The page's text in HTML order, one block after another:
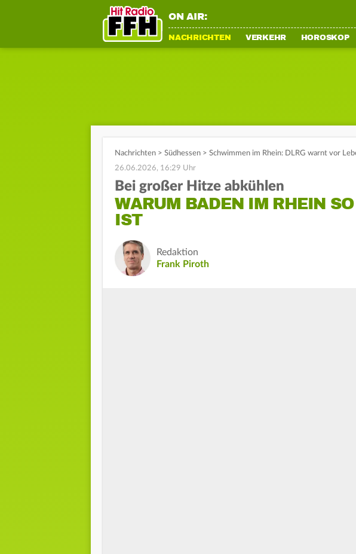
ON AIR:
NACHRICHTEN VERKEHR HOROSKOP
Nachrichten > Südhessen > Schwimmen im Rhein: DLRG warnt vor
26.06.2026, 16:29 Uhr
Bei großer Hitze abkühlen
WARUM BADEN IM RHEIN
IST
Redaktion
Frank Piroth